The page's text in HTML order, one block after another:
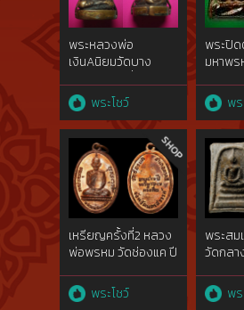
พระหลวงพ่อ
เงินAนิยมวัดบาง
ต้น๒๔๕๐ จ.พิจิตรที่ไม่
ผ่านการใช้สัมผัส{rare
show}๒๔๖๐
พระโชว์
พระปิ
มหาพ
พร
เหรียญครั้งที่2 หลวง
พ่อพรหม วัดช่องแค ปี
พระโชว์
พระสม
วัดกล
พร